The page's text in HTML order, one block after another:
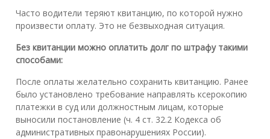
Часто водители теряют квитанцию, по которой нужно
произвести оплату. Это не безвыходная ситуация.
Без квитанции можно оплатить долг по штрафу такими
способами:
После оплаты желательно сохранить квитанцию. Ранее
было установлено требование направлять ксерокопию
платежки в суд или должностным лицам, которые
выносили постановление (ч. 4 ст. 32.2 Кодекса об
административных правонарушениях России).